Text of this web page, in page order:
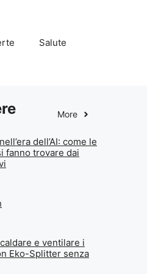
Salute
More
dell’AI: come le
fanno trovare dai
e ventilare i
Eko-Splitter senza